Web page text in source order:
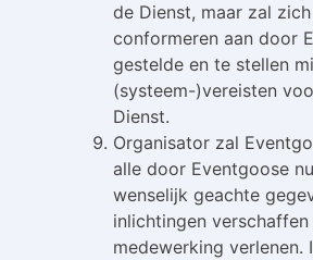
de Dienst, maar zal
conformeren aan door
gestelde en te stellen
(systeem-)vereisten
Dienst.
Organisator zal
alle door Eventgoose
wenselijk geachte
inlichtingen verschaffen
medewerking verlenen.